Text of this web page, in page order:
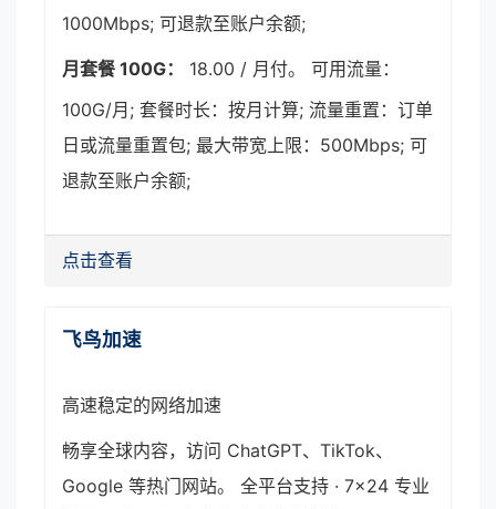
1000Mbps; 可退款至账户余额;
月套餐 100G：
18.00 / 月付。 可用流量：
100G/月; 套餐时长：按月计算; 流量重置：订单
日或流量重置包; 最大带宽上限：500Mbps; 可
退款至账户余额;
点击查看
飞鸟加速
高速稳定的网络加速
畅享全球内容，访问 ChatGPT、TikTok、
Google 等热门网站。 全平台支持 · 7×24 专业